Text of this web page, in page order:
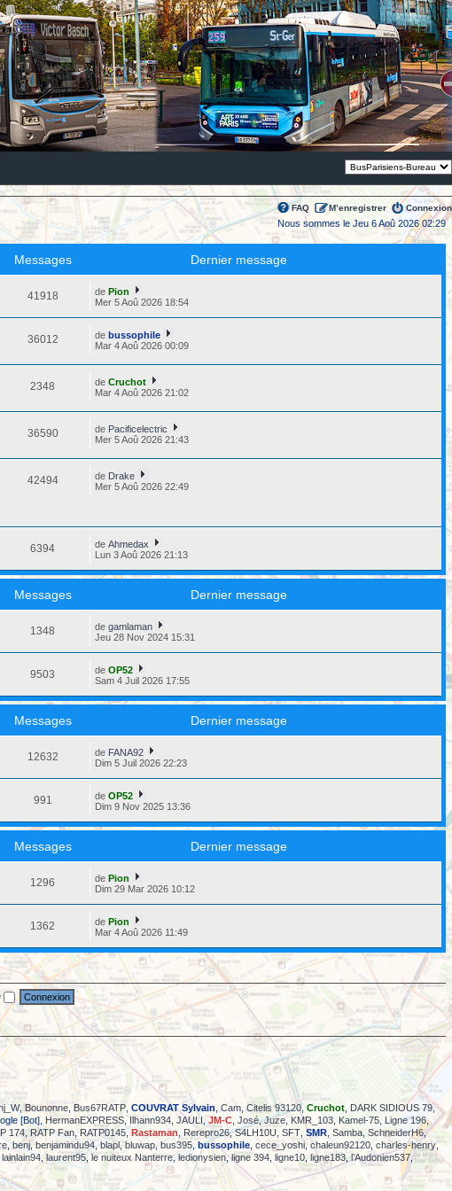
FAQ M’enregistrer Connexion
Nous sommes le Jeu 6 Aoû 2026 02:29
Messages Dernier message
41918 dePion
Mer 5 Aoû 2026 18:54
36012 debussophile
Mar 4 Aoû 2026 00:09
2348 deCruchot
Mar 4 Aoû 2026 21:02
36590 de Pacificelectric
Mer 5 Aoû 2026 21:43
42494 de Drake
Mer 5 Aoû 2026 22:49
6394 deAhmedax
Lun 3 Aoû 2026 21:13
Messages Dernier message
1348 degamlaman
Jeu 28 Nov 2024 15:31
9503 deOP52
Sam 4 Juil 2026 17:55
Messages Dernier message
12632 de FANA92
Dim 5 Juil 2026 22:23
991 deOP52
Dim 9 Nov 2025 13:36
Messages Dernier message
1296 dePion
Dim 29 Mar 2026 10:12
1362 dePion
Mar 4 Aoû 2026 11:49
, Bounonne Bus67RATP COUVRAT Sylvain ,Cam ,Citelis 93120, Cruchot DARK SIDIOUS 79,
[Bot], HermanEXPRESS , Ilhann934 JAULI JM-C José,Juze KMR_103 Kamel-75 Ligne 196,
174,RATP Fan RATP0145, Rastaman Rerepro26,S4LH10U SFT SMR Samba SchneiderH6,
,benj benjamindu94,blapl bluwap bus395 ,bussophile cece_yoshi chaleun92120 charles-henry,
lainlain94, laurent95 ,le nuiteux Nanterre,ledionysien,ligne 394 ligne10 ligne183, l’Audonien537,